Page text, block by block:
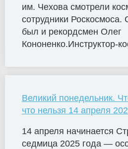
им. Чехова смотрели
сотрудники Роскосмоса.
был и рекордсмен Олег
Кононенко.Инструктор-
Великий понедельник.
что нельзя 14 апреля
14 апреля начинается
седмица 2025 года —